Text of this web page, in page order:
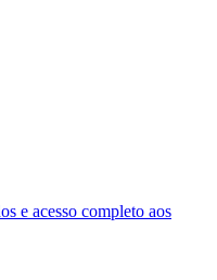
e acesso completo aos